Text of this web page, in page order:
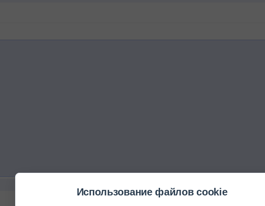
Использование файлов cookie